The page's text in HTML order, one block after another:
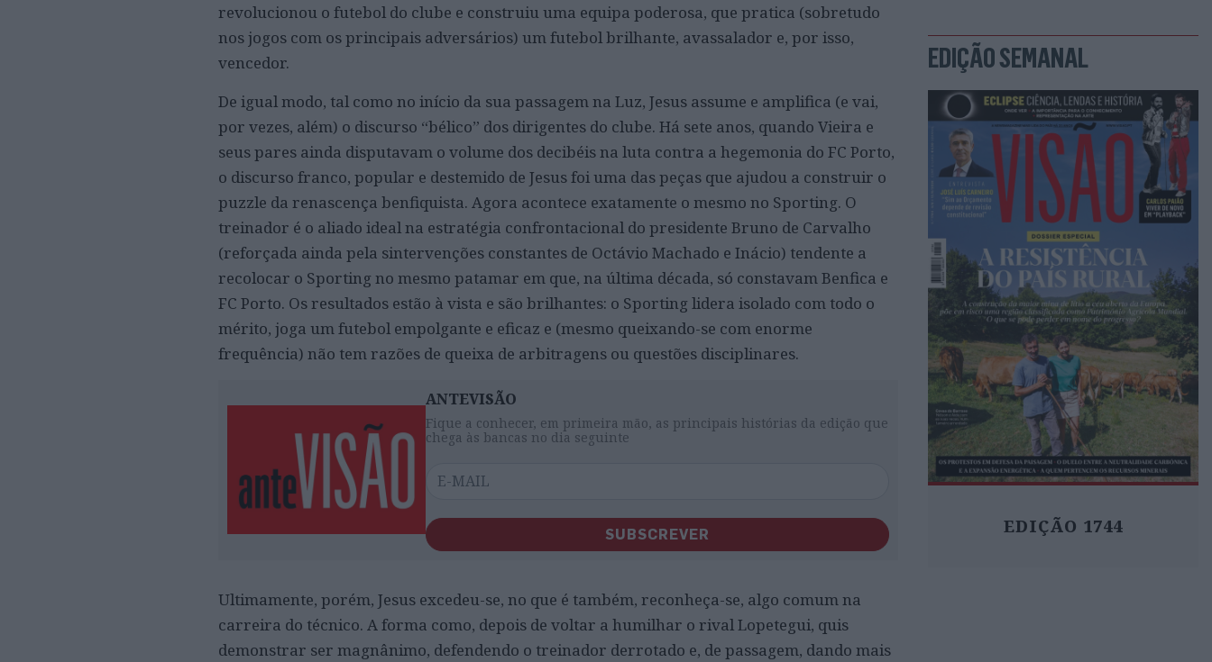
revolucionou o futebol do clube e construiu uma equipa poderosa, que pratica (sobretudo
nos jogos com os principais adversários) um futebol brilhante, avassalador e, por isso,
vencedor.
De igual modo, tal como no início da sua passagem na Luz, Jesus assume e amplifica (e vai,
por vezes, além) o discurso “bélico” dos dirigentes do clube. Há sete anos, quando Vieira e
seus pares ainda disputavam o volume dos decibéis na luta contra a hegemonia do FC Porto,
o discurso franco, popular e destemido de Jesus foi uma das peças que ajudou a construir o
puzzle da renascença benfiquista. Agora acontece exatamente o mesmo no Sporting. O
treinador é o aliado ideal na estratégia confrontacional do presidente Bruno de Carvalho
(reforçada ainda pela sintervenções constantes de Octávio Machado e Inácio) tendente a
recolocar o Sporting no mesmo patamar em que, na última década, só constavam Benfica e
FC Porto. Os resultados estão à vista e são brilhantes: o Sporting lidera isolado com todo o
mérito, joga um futebol empolgante e eficaz e (mesmo queixando-se com enorme
frequência) não tem razões de queixa de arbitragens ou questões disciplinares.
ANTEVISÃO
Fique a conhecer, em primeira mão, as principais histórias da edição que
chega às bancas no dia seguinte
SUBSCREVER
Ultimamente, porém, Jesus excedeu-se, no que é também, reconheça-se, algo comum na
carreira do técnico. A forma como, depois de voltar a humilhar o rival Lopetegui, quis
demonstrar ser magnânimo, defendendo o treinador derrotado e, de passagem, dando mais
EDIÇÃO SEMANAL
EDIÇÃO 1744